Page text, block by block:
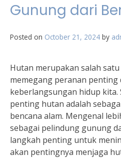
Gunung dari
Posted on October 21, 2024 by
Hutan merupakan salah
memegang peranan penting
keberlangsungan hidup kita.
penting hutan adalah
bencana alam. Mengenal
sebagai pelindung gunung
langkah penting untuk
akan pentingnya menjaga